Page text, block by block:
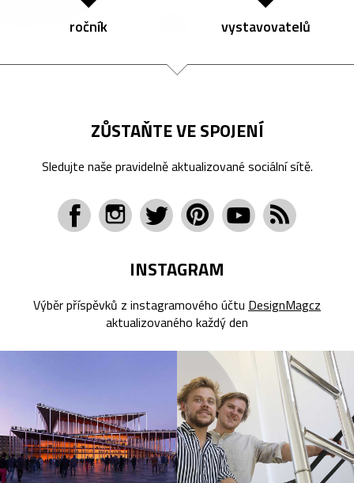
ročník vystavovatelů
ZŮSTAŇTE VE SPOJENÍ
Sledujte naše pravidelně aktualizované sociální sítě.
INSTAGRAM
Výběr příspěvků z instagramového účtu DesignMagcz
aktualizovaného každý den